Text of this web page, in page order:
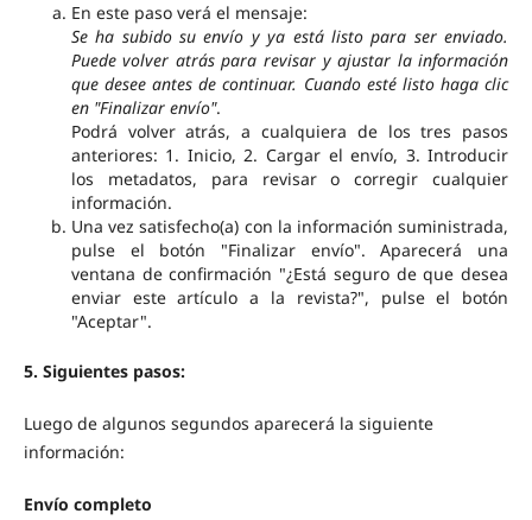
En este paso verá el mensaje:
Se ha subido su envío y ya está listo para ser enviado.
Puede volver atrás para revisar y ajustar la información
que desee antes de continuar. Cuando esté listo haga clic
en "Finalizar envío".
Podrá volver atrás, a cualquiera de los tres pasos
anteriores: 1. Inicio, 2. Cargar el envío, 3. Introducir
los metadatos, para revisar o corregir cualquier
información.
Una vez satisfecho(a) con la información suministrada,
pulse el botón "Finalizar envío". Aparecerá una
ventana de confirmación "¿Está seguro de que desea
enviar este artículo a la revista?", pulse el botón
"Aceptar".
5. Siguientes pasos:
Luego de algunos segundos aparecerá la siguiente
información:
Envío completo